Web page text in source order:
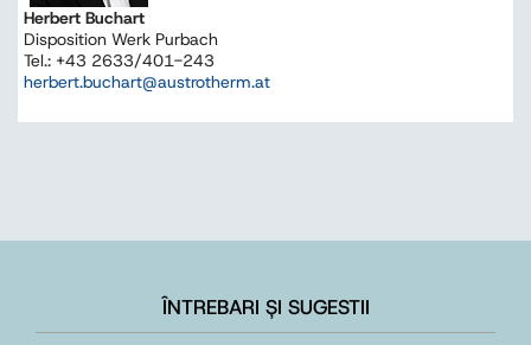
Herbert Buchart
Disposition Werk Purbach
Tel.: +43 2633/401-243
herbert.buchart@austrotherm.at
ÎNTREBARI ȘI SUGESTII